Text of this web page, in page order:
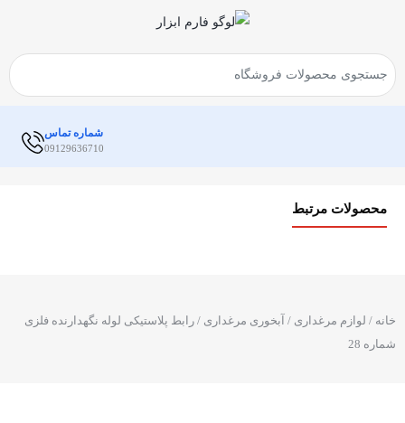
شماره تماس
09129636710
محصولات مرتبط
خانه / لوازم مرغداری / آبخوری مرغداری / رابط پلاستیکی لوله نگهدارنده فلزی
شماره 28